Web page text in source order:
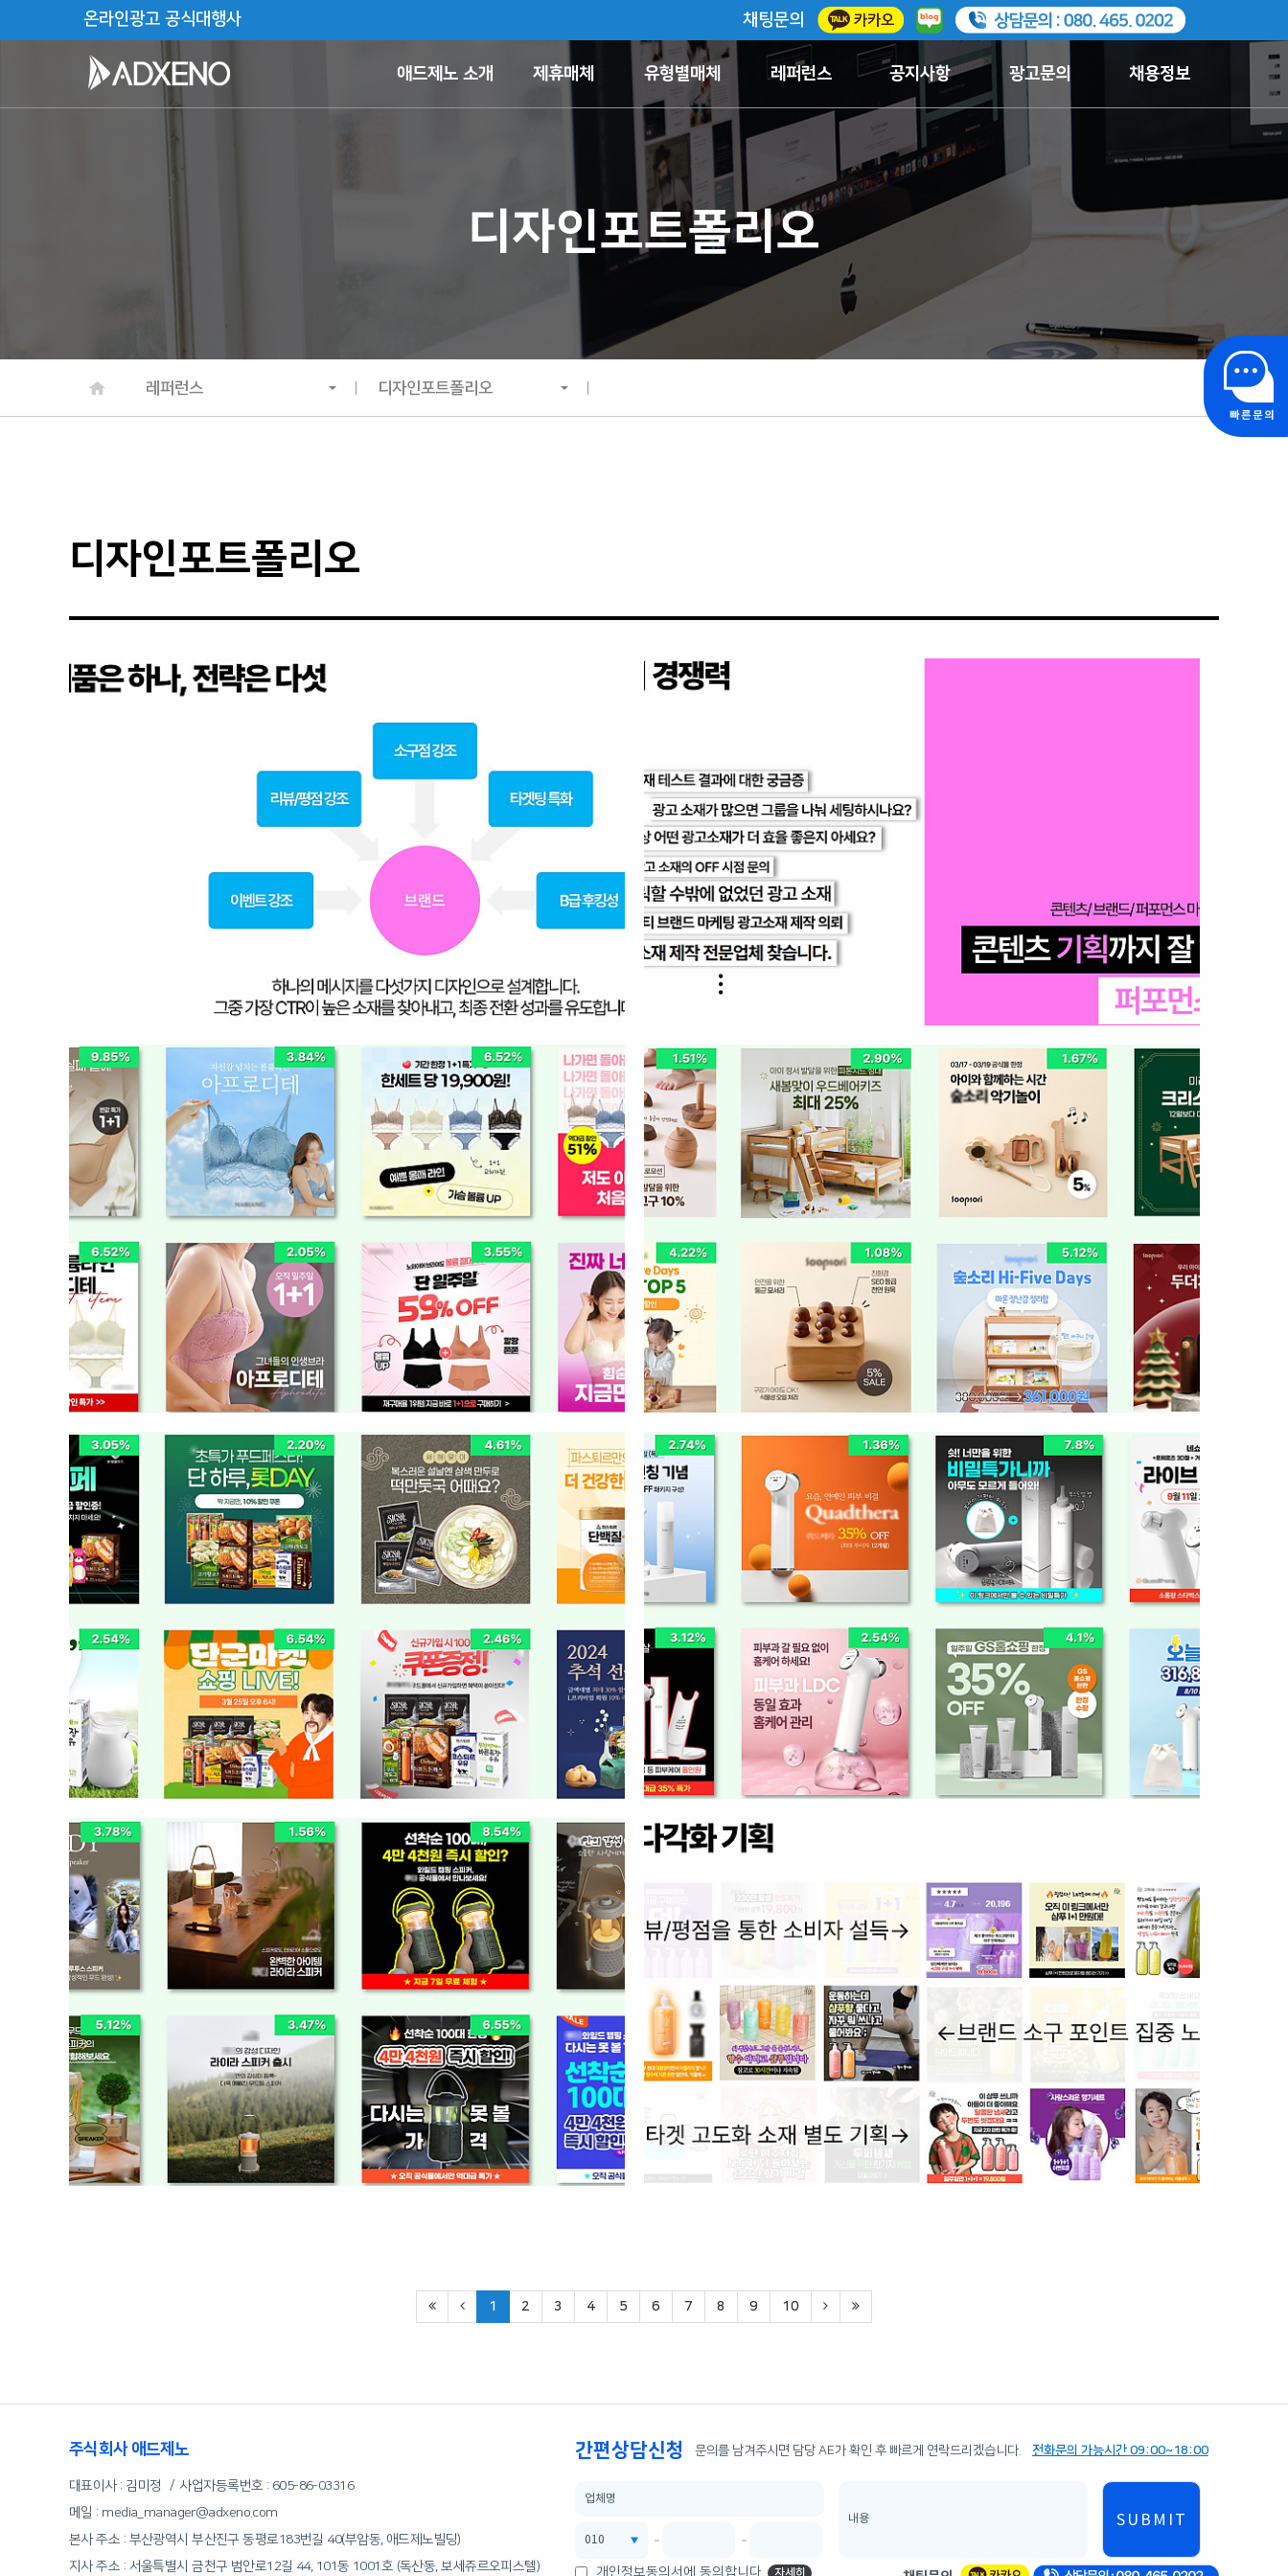
온라인광고 공식대행사 채팅문의
애드제노 소개 제휴매체 유형별매체 레퍼런스 공지사항 광고문의 채용정보
디자인포트폴리오
레퍼런스 디자인포트폴리오
디자인포트폴리오
1 2 3 4 5 6 7 8 9 10
주식회사 애드제노
대표이사 : 김미정 사업자등록번호 : 605-86-03316
메일 : media_manager@adxeno.com
본사 주소 : 부산광역시 부산진구 동평로183번길 40(부암동, 애드제노빌딩)
지사 주소 : 서울특별시 금천구 범안로12길 44, 101동 1001호 (독산동, 보세쥬르오피스텔)
간편상담신청 문의를 남겨주시면 담당 AE가 확인 후 빠르게 연락드리겠습니다. 전화문의 가능시간 09:00~18:00
SUBMIT
개인정보동의서에 동의합니다. 자세히